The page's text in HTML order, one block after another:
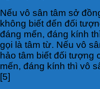
Nếu vô sân tâm sở
không biết đến đối
đáng mến, đáng kính
gọi là tâm từ. Nếu vô
hảo tâm biết đối tượng
mến, đáng kính thì vô
[5]